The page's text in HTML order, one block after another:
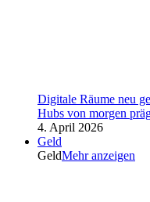
Digitale Räume neu
Hubs von morgen
4. April 2026
Geld
GeldMehr anzeigen